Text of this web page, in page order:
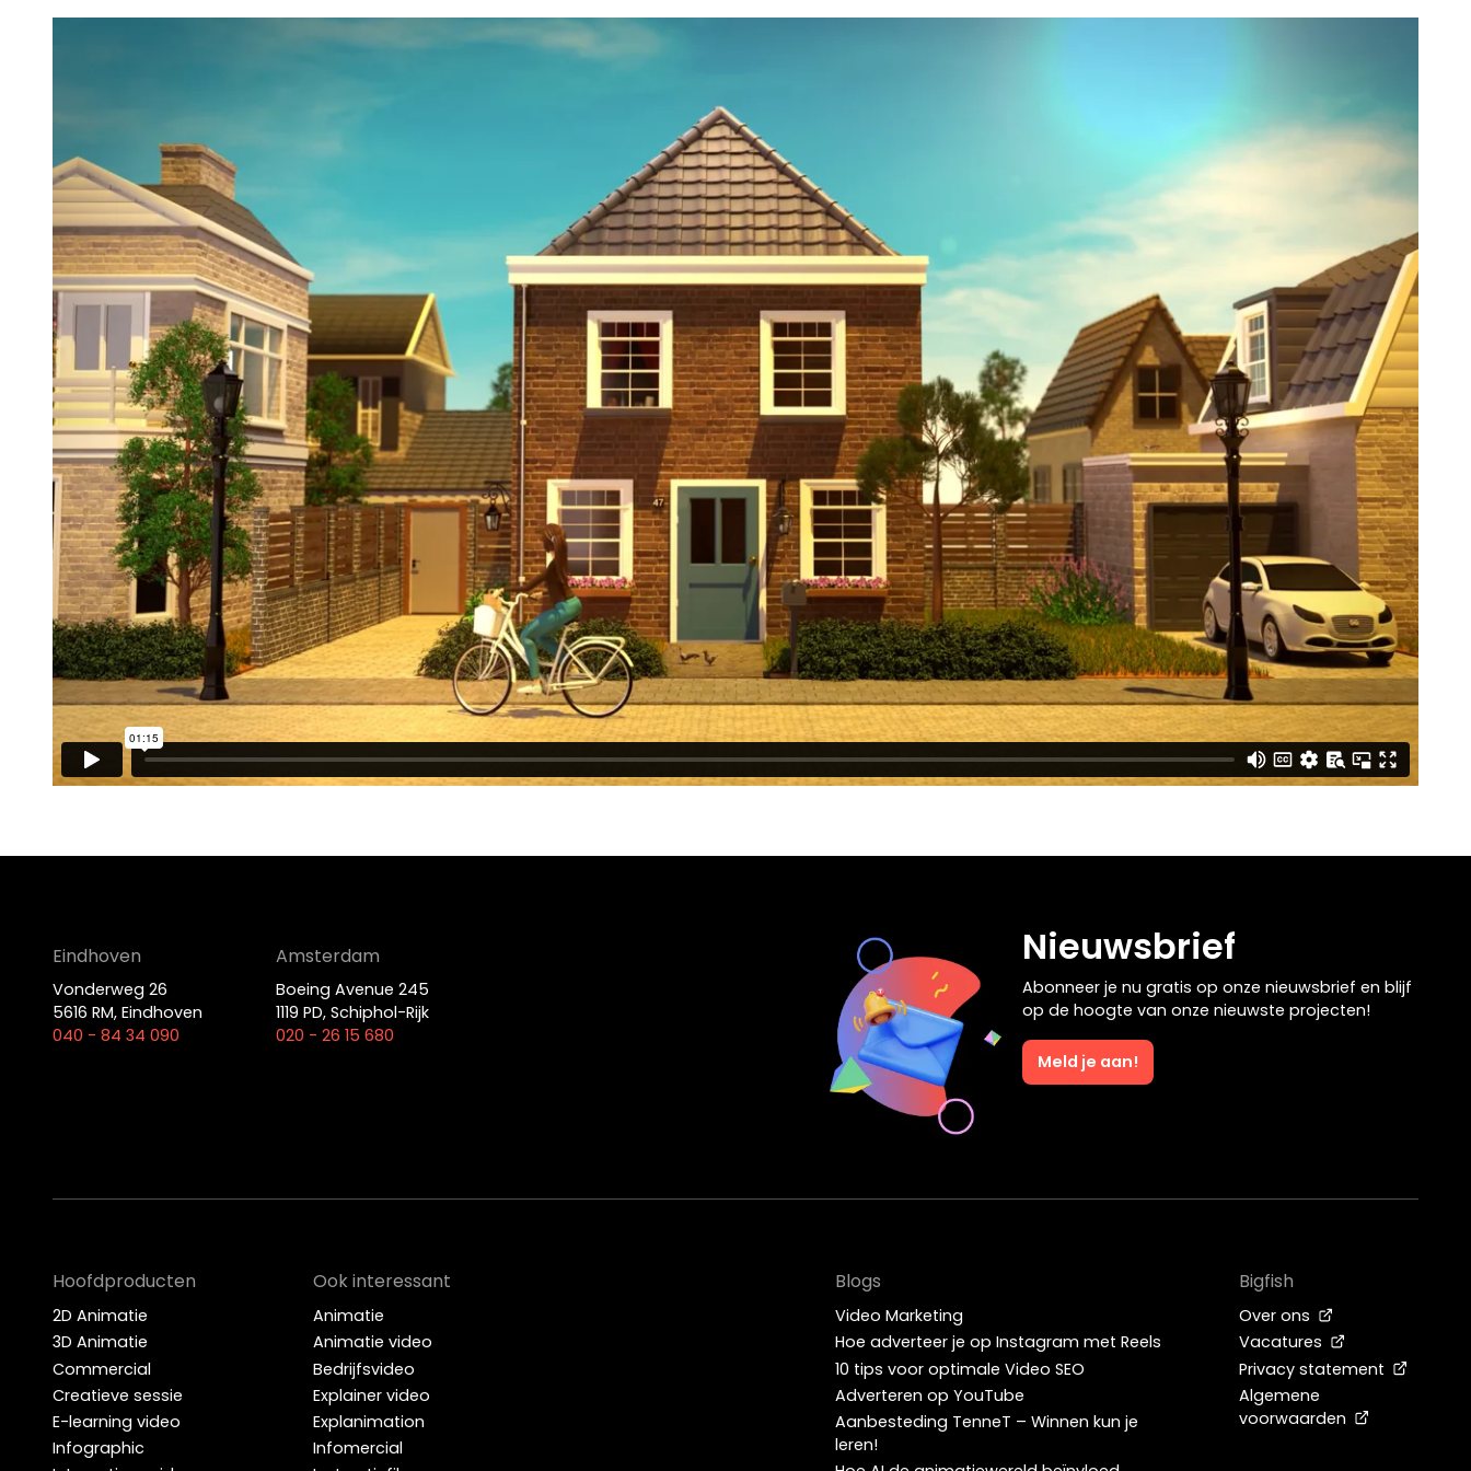
Eindhoven
Vonderweg 26
5616 RM, Eindhoven
040 - 84 34 090
Amsterdam
Boeing Avenue 245
1119 PD, Schiphol-Rijk
020 - 26 15 680
Nieuwsbrief
Abonneer je nu gratis op onze nieuwsbrief en blijf
op de hoogte van onze nieuwste projecten!
Meld je aan!
Hoofdproducten
2D Animatie
3D Animatie
Commercial
Creatieve sessie
E-learning video
Infographic
Ook interessant
Animatie
Animatie video
Bedrijfsvideo
Explainer video
Explanimation
Infomercial
Blogs
Video Marketing
Hoe adverteer je op Instagram met Reels
10 tips voor optimale Video SEO
Adverteren op YouTube
Aanbesteding TenneT – Winnen kun je
leren!
Bigfish
Over ons
Vacatures
Privacy statement
Algemene
voorwaarden